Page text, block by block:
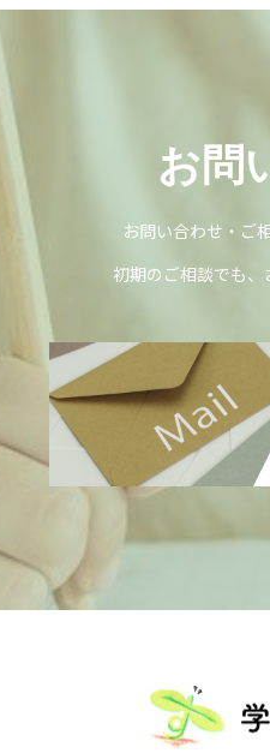
お問
お問い合わせ・ご
初期のご相談でも、